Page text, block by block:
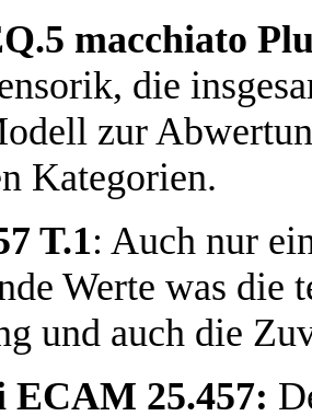
macchiato
die
zur
Kategorien.
T.1: Auch nur
Werte was die
und auch die
ECAM 25.457: